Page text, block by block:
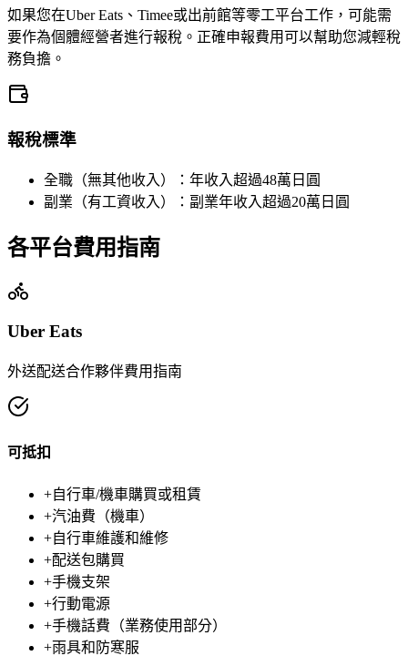
如果您在Uber Eats、Timee或出前館等零工平台工作，可能需
要作為個體經營者進行報稅。正確申報費用可以幫助您減輕稅
務負擔。
報稅標準
全職（無其他收入）：年收入超過48萬日圓
副業（有工資收入）：副業年收入超過20萬日圓
各平台費用指南
Uber Eats
外送配送合作夥伴費用指南
可抵扣
+自行車/機車購買或租賃
+汽油費（機車）
+自行車維護和維修
+配送包購買
+手機支架
+行動電源
+手機話費（業務使用部分）
+雨具和防寒服